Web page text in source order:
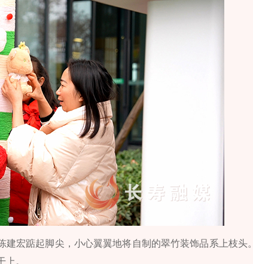
宏踮起脚尖，小心翼翼地将自制的翠竹装饰品系上枝头。
。